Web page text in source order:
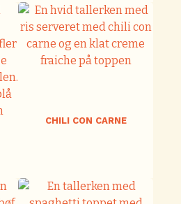
CHILI CON CARNE